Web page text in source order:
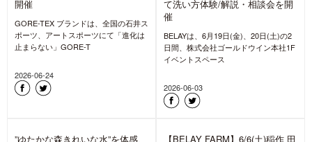
ゆたかな森きれいな水+洗剤の量
り売りはじめました【石井スポ
ーツ ヨドバシ池袋】
BELAYでは、2026年6月30日(火)にオ
ープンした石井スポーツヨドバシ池袋
店のメンテナンスとリ
れいな水おいしいお米”の田植え
体験レポート
サスティナブルアウトドアブランド
BELAYで